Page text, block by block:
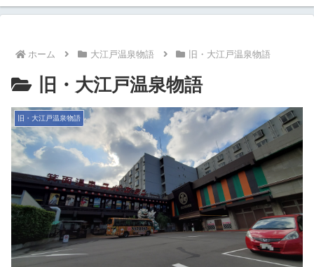
ホーム 大江戸温泉物語 旧・大江戸温泉物語
旧・大江戸温泉物語
旧・大江戸温泉物語